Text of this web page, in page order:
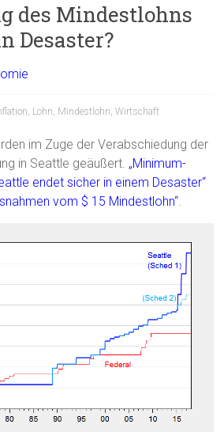
n
des Mindestlohns
Desaster?
, Lohn, Mindestlohn,Wirtschaft
im Zuge der Verabschiedung der
in Seattle geäußert. „Minimum-
endet sicher in einem Desaster“
vom $ 15 Mindestlohn“.